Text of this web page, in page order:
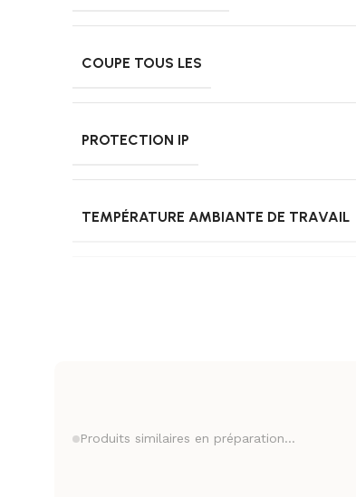
COUPE TOUS LES
PROTECTION IP
TEMPÉRATURE AMBIANTE DE TRAVAIL
GARANTIE
Produits similaires en préparation…